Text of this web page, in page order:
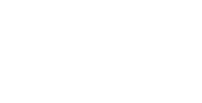
សឡើងមួយហើយមួយ
រះអម្ចាស់យាង